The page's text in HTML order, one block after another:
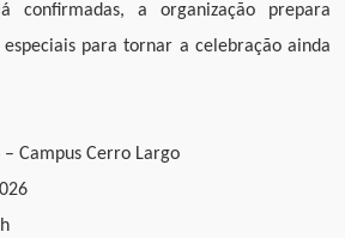
confirmadas, a organização prepara
para tornar a celebração ainda
– Campus Cerro Largo